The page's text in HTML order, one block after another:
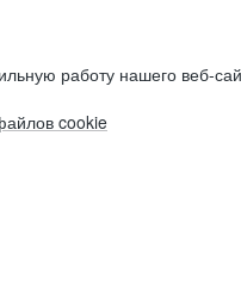
работу нашего веб-
cookie